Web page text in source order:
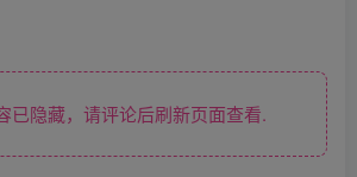
隐藏，请评论后刷新页面查看.